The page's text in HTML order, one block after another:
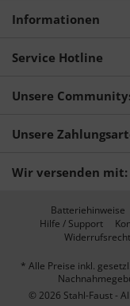
Informationen
Service Hotline
Unsere
Unsere
Wir versenden mit:
Batteriehinweise
Hilfe / Support
Widerrufsrecht
* Alle Preise inkl.
© 2026 Stahl-Faust -